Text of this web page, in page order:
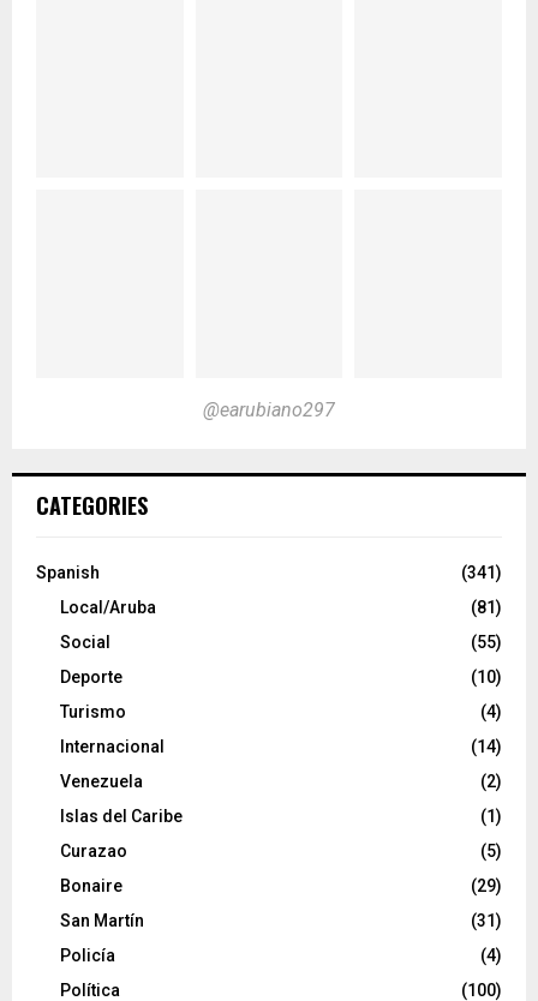
@earubiano297
CATEGORIES
Spanish
(341)
Local/Aruba
(81)
Social
(55)
Deporte
(10)
Turismo
(4)
Internacional
(14)
Venezuela
(2)
Islas del Caribe
(1)
Curazao
(5)
Bonaire
(29)
San Martín
(31)
Policía
(4)
Política
(100)